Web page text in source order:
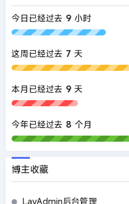
今日已经过去 9 小时
这周已经过去 7 天
本月已经过去 9 天
今年已经过去 8 个月
博主收藏
LayAdmin后台管理